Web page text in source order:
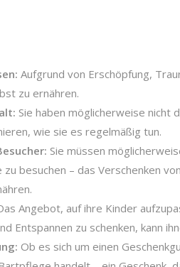
Aufgrund von Erschöpfung,
zu ernähren.
Sie haben möglicherweise nicht
wie sie es regelmäßig tun.
Sie müssen
zu besuchen – das Verschenken
Angebot, auf ihre Kinder
Entspannen zu schenken, kann
Ob es sich um einen